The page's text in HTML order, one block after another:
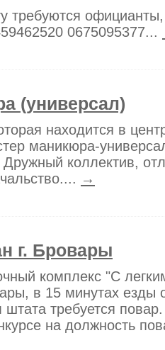
требуются
0675095377...
(универсал)
находится в
маникюра-
коллектив,
→
г. Бровары
комплекс "С
в 15 минутах езды
штата требуется
на должность